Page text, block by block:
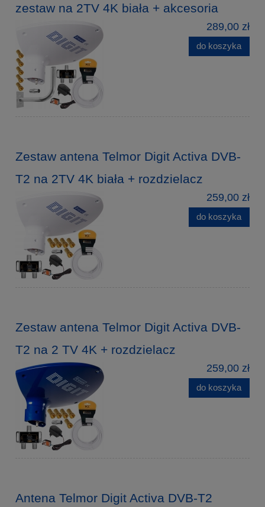
zestaw na 2TV 4K biała + akcesoria
289,00 zł
do koszyka
Zestaw antena Telmor Digit Activa DVB-
T2 na 2TV 4K biała + rozdzielacz
259,00 zł
do koszyka
Zestaw antena Telmor Digit Activa DVB-
T2 na 2 TV 4K + rozdzielacz
259,00 zł
do koszyka
Antena Telmor Digit Activa DVB-T2